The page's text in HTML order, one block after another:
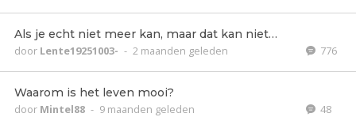
Als je echt niet meer kan, maar dat kan niet…
door Lente19251003- - 2 maanden geleden 776
Waarom is het leven mooi?
door Mintel88 - 9 maanden geleden 48